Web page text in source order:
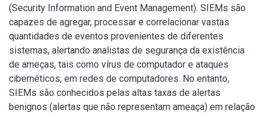
(Security Information and Event Management). SIEMs são
capazes de agregar, processar e correlacionar vastas
quantidades de eventos provenientes de diferentes
sistemas, alertando analistas de segurança da existência
de ameças, tais como vírus de computador e ataques
cibernéticos, em redes de computadores. No entanto,
SIEMs são conhecidos pelas altas taxas de alertas
benignos (alertas que não representam ameaça) em relação